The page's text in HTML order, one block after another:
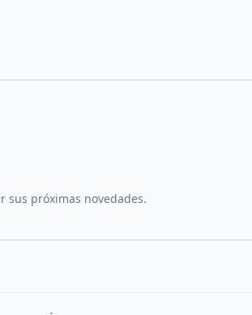
sus próximas novedades.